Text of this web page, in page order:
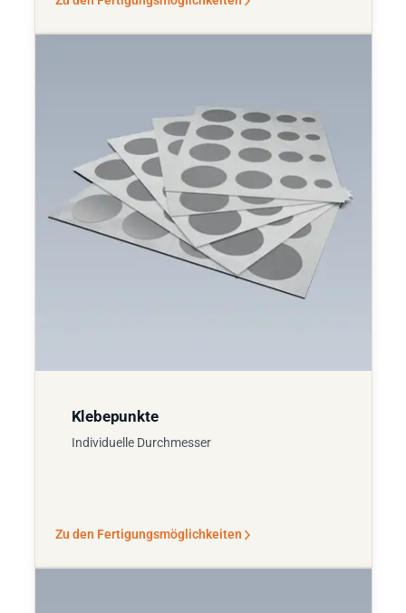
Klebepunkte
Individuelle Durchmesser
Zu den Fertigungsmöglichkeiten